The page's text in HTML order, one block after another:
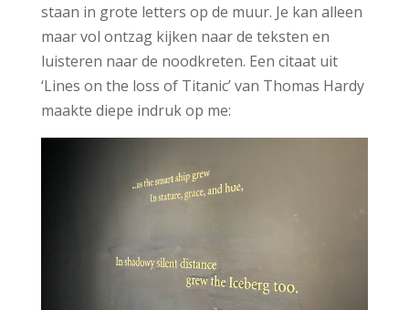
staan in grote letters op de muur. Je kan alleen
maar vol ontzag kijken naar de teksten en
luisteren naar de noodkreten. Een citaat uit
‘Lines on the loss of Titanic’ van Thomas Hardy
maakte diepe indruk op me: